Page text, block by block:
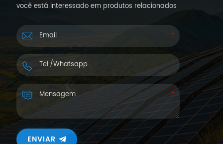
você está interessado em produtos relacionados
Responderemos dentro de 24 horas.
ENVIAR